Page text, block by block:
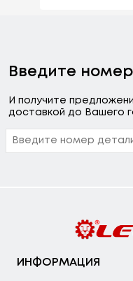
Введите
И получите
доставкой до Вашего
ИНФОРМАЦИЯ